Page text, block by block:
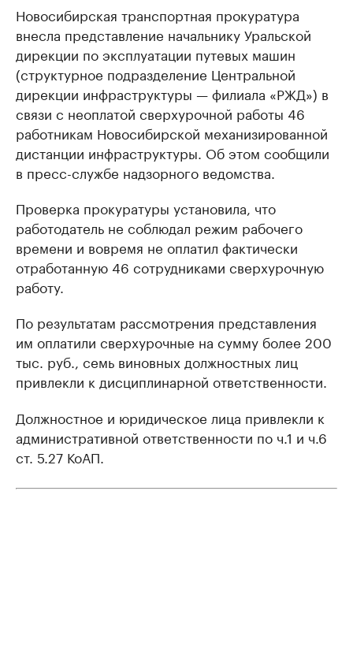
Новосибирская транспортная прокуратура
внесла представление начальнику Уральской
дирекции по эксплуатации путевых машин
(структурное подразделение Центральной
дирекции инфраструктуры — филиала «РЖД») в
связи с неоплатой сверхурочной работы 46
работникам Новосибирской механизированной
дистанции инфраструктуры. Об этом сообщили
в пресс-службе надзорного ведомства.
Проверка прокуратуры установила, что
работодатель не соблюдал режим рабочего
времени и вовремя не оплатил фактически
отработанную 46 сотрудниками сверхурочную
работу.
По результатам рассмотрения представления
им оплатили сверхурочные на сумму более 200
тыс. руб., семь виновных должностных лиц
привлекли к дисциплинарной ответственности.
Должностное и юридическое лица привлекли к
административной ответственности по ч.1 и ч.6
ст. 5.27 КоАП.